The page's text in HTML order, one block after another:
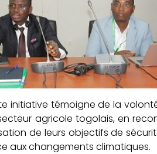
initiative témoigne de la
agricole togolais, en
de leurs objectifs de
aux changements climatiques.